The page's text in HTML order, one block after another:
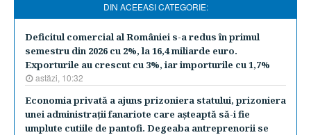
DIN ACEEASI CATEGORIE:
Deficitul comercial al României s-a redus în primul
semestru din 2026 cu 2%, la 16,4 miliarde euro.
Exporturile au crescut cu 3%, iar importurile cu 1,7%
astăzi, 10:32
Economia privată a ajuns prizoniera statului, prizoniera
unei administraţii fanariote care aşteaptă să-i fie
umplute cutiile de pantofi. Degeaba antreprenorii se